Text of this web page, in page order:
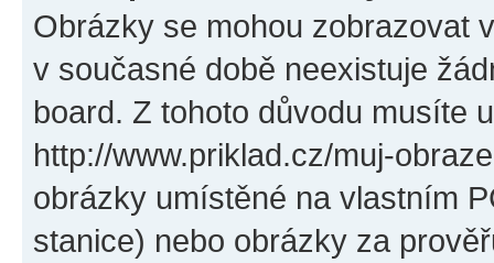
Obrázky se mohou zobrazovat
v současné době neexistuje
board. Z tohoto důvodu musíte
http://www.priklad.cz/muj-
obrázky umístěné na vlastním
stanice) nebo obrázky za